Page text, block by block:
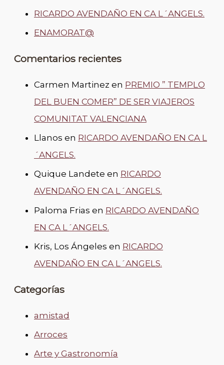
RICARDO AVENDAÑO EN CA L´ANGELS.
ENAMORAT@
Comentarios recientes
Carmen Martinez en PREMIO ” TEMPLO
DEL BUEN COMER” DE SER VIAJEROS
COMUNITAT VALENCIANA
Llanos en RICARDO AVENDAÑO EN CA L
´ANGELS.
Quique Landete en RICARDO
AVENDAÑO EN CA L´ANGELS.
Paloma Frias en RICARDO AVENDAÑO
EN CA L´ANGELS.
Kris, Los Ángeles en RICARDO
AVENDAÑO EN CA L´ANGELS.
Categorías
amistad
Arroces
Arte y Gastronomía